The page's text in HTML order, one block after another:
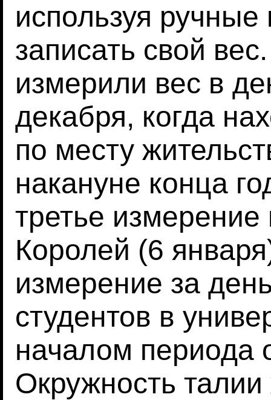
используя
записать свой
измерили вес в
декабря, когда
по месту
накануне конца
третье
Королей (6
измерение за
студентов в
началом периода
Окружность